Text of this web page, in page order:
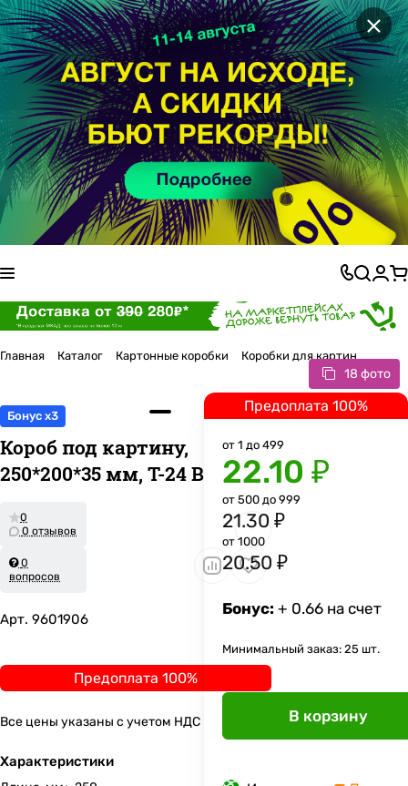
×
Главная Каталог Картонные коробки Коробки для картин
18 фото
Бонус x3
Короб под картину,
250*200*35 мм, Т-24 В
0
0 отзывов
0
вопросов
Арт. 9601906
Предоплата 100%
Все цены указаны с учетом НДС
Характеристики
Предоплата 100%
от 1 до 499
22.10 ₽
от 500 до 999
21.30 ₽
от 1000
20.50 ₽
Бонус: + 0.66 на счет
Минимальный заказ: 25 шт.
В корзину